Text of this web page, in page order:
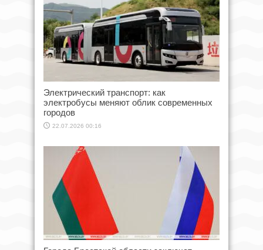
Электрический транспорт: как
электробусы меняют облик современных
городов
22.07.2026 00:16